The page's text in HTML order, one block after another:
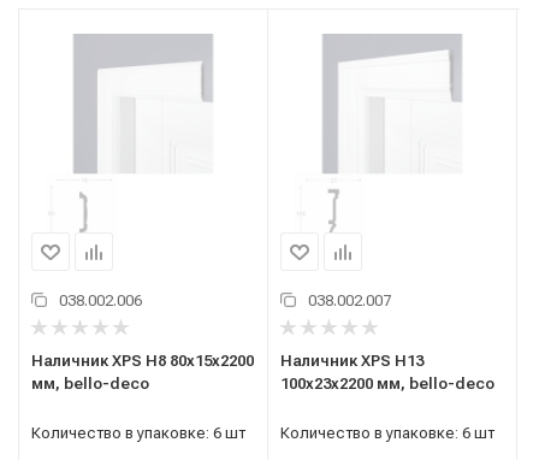
038.002.006
Наличник XPS H8 80х15х2200
мм, bello-deco
Количество в упаковке: 6 шт
038.002.007
Наличник XPS H13
100х23х2200 мм, bello-deco
Количество в упаковке: 6 шт